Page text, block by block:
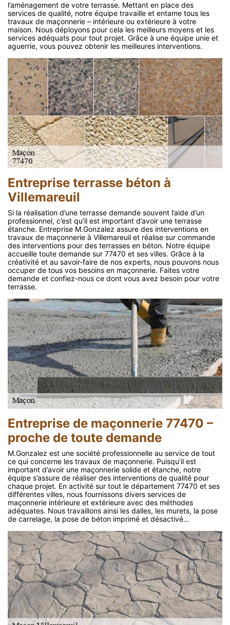
l’aménagement de votre terrasse. Mettant en place des
services de qualité, notre équipe travaille et entame tous les
travaux de maçonnerie – intérieure ou extérieure à votre
maison. Nous déployons pour cela les meilleurs moyens et les
services adéquats pour tout projet. Grâce à une équipe unie et
aguerrie, vous pouvez obtenir les meilleures interventions.
Entreprise terrasse béton à
Villemareuil
Si la réalisation d’une terrasse demande souvent l’aide d’un
professionnel, c’est qu’il est important d’avoir une terrasse
étanche. Entreprise M.Gonzalez assure des interventions en
travaux de maçonnerie à Villemareuil et réalise sur commande
des interventions pour des terrasses en béton. Notre équipe
accueille toute demande sur 77470 et ses villes. Grâce à la
créativité et au savoir-faire de nos experts, nous pouvons nous
occuper de tous vos besoins en maçonnerie. Faites votre
demande et confiez-nous ce dont vous avez besoin pour votre
terrasse.
Entreprise de maçonnerie 77470 –
proche de toute demande
M.Gonzalez est une société professionnelle au service de tout
ce qui concerne les travaux de maçonnerie. Puisqu’il est
important d’avoir une maçonnerie solide et étanche, notre
équipe s’assure de réaliser des interventions de qualité pour
chaque projet. En activité sur tout le département 77470 et ses
différentes villes, nous fournissons divers services de
maçonnerie intérieure et extérieure avec des méthodes
adéquates. Nous travaillons ainsi les dalles, les murets, la pose
de carrelage, la pose de béton imprimé et désactivé…